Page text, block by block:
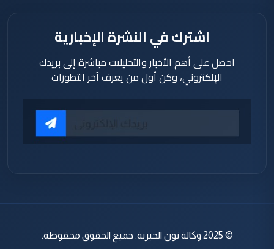
اشترك في النشرة الإخبارية
احصل على أهم الأخبار والتحليلات مباشرة إلى بريدك
الإلكتروني، وكن أول من يعرف آخر التطورات
© 2025 وكالة نون الخبرية. جميع الحقوق محفوظة.